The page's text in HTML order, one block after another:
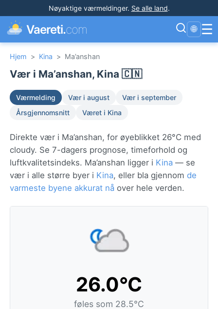
Nøyaktige værmeldinger. Se alle land.
Vaereti.com 🌐 ☰
Hjem > Kina > Ma’anshan
Vær i Ma’anshan, Kina 🇨🇳
Værmelding Vær i august
Vær i september
Årsgjennomsnitt
Været i Kina
Direkte vær i Ma’anshan, for øyeblikket 26°C med
cloudy. Se 7-dagers prognose, timeforhold og
luftkvalitetsindeks. Ma’anshan ligger i Kina — se
vær i alle større byer i Kina, eller bla gjennom de
varmeste byene akkurat nå over hele verden.
26.0°C
føles som 28.5°C